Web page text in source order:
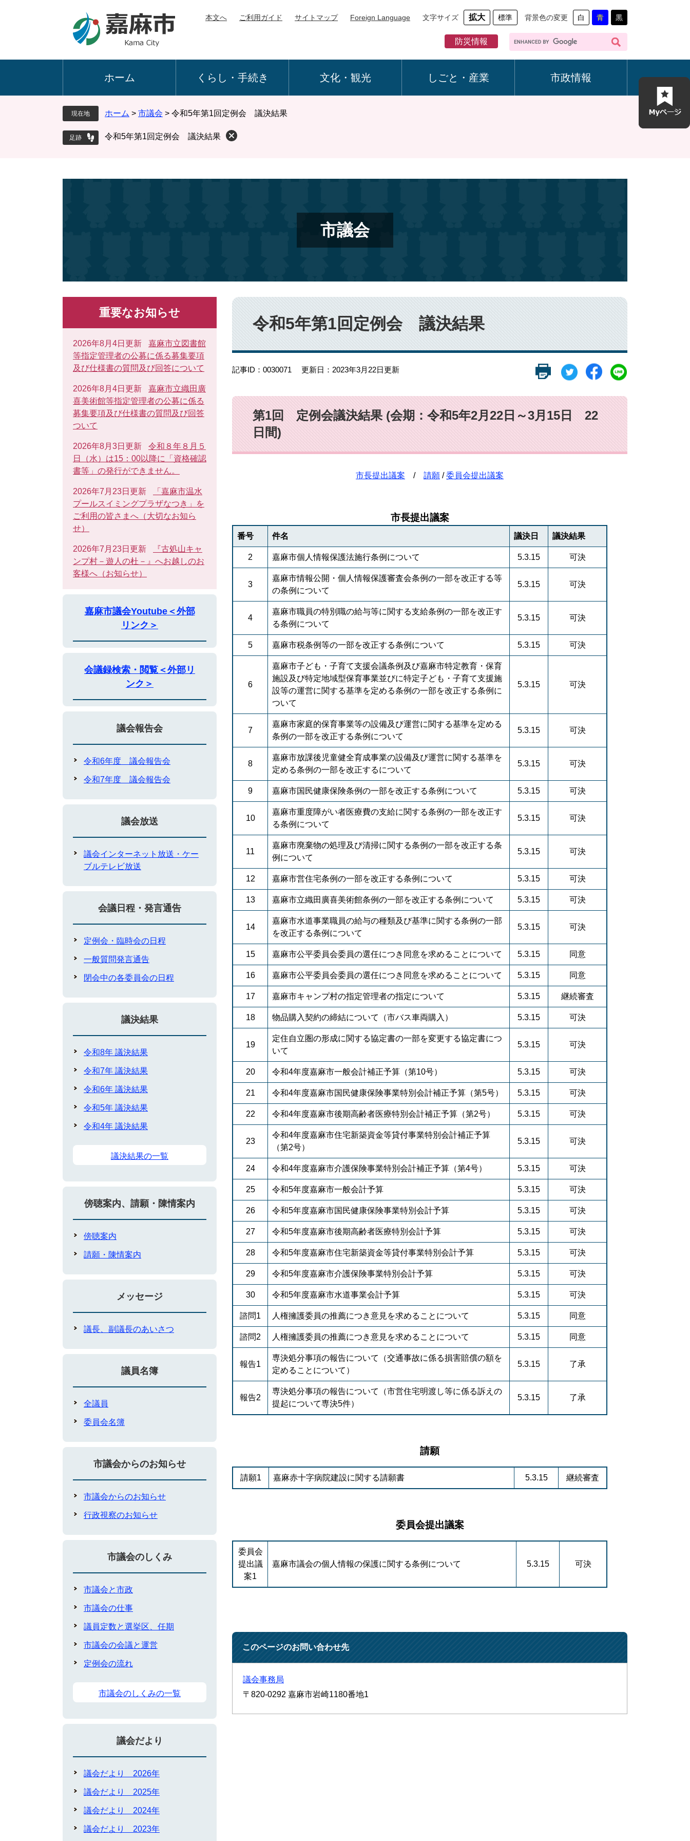
本文へ ご利用ガイド サイトマップ Foreign Language 文字サイズ 拡大 標準 背景色の変更 白 青 黒
防災情報
G
o
ホーム くらし・手続き 文化・観光 しごと・産業 市政情報
現在地 ホーム > 市議会 > 令和5年第1回定例会 議決結果
令和5年第1回定例会 議決結果
市議会
本
文
令和5年第1回定例会 議決結果
記事ID：0030071 更新日：2023年3月22日更新
第1回 定例会議決結果 (会期：令和5年2月22日～3月15日 22
日間)
市長提出議案 / 請願 /委員会提出議案
市長提出議案
番号 件名 議決日 議決結果
2 嘉麻市個人情報保護法施行条例について 5.3.15 可決
3
嘉麻市情報公開・個人情報保護審査会条例の一部を改正する等
の条例について
5.3.15 可決
4
嘉麻市職員の特別職の給与等に関する支給条例の一部を改正す
る条例について
5.3.15 可決
5 嘉麻市税条例等の一部を改正する条例について 5.3.15 可決
6
嘉麻市子ども・子育て支援会議条例及び嘉麻市特定教育・保育
施設及び特定地域型保育事業並びに特定子ども・子育て支援施
設等の運営に関する基準を定める条例の一部を改正する条例に
ついて
5.3.15 可決
7
嘉麻市家庭的保育事業等の設備及び運営に関する基準を定める
条例の一部を改正する条例について
5.3.15 可決
8
嘉麻市放課後児童健全育成事業の設備及び運営に関する基準を
定める条例の一部を改正するについて
5.3.15 可決
9 嘉麻市国民健康保険条例の一部を改正する条例について 5.3.15 可決
10
嘉麻市重度障がい者医療費の支給に関する条例の一部を改正す
る条例について
5.3.15 可決
11
嘉麻市廃棄物の処理及び清掃に関する条例の一部を改正する条
例について
5.3.15 可決
12 嘉麻市営住宅条例の一部を改正する条例について 5.3.15 可決
13 嘉麻市立織田廣喜美術館条例の一部を改正する条例について 5.3.15 可決
14
嘉麻市水道事業職員の給与の種類及び基準に関する条例の一部
を改正する条例について
5.3.15 可決
15 嘉麻市公平委員会委員の選任につき同意を求めることについて 5.3.15 同意
16 嘉麻市公平委員会委員の選任につき同意を求めることについて 5.3.15 同意
17 嘉麻市キャンプ村の指定管理者の指定について 5.3.15 継続審査
18 物品購入契約の締結について（市バス車両購入） 5.3.15 可決
19
定住自立圏の形成に関する協定書の一部を変更する協定書につ
いて
5.3.15 可決
20 令和4年度嘉麻市一般会計補正予算（第10号） 5.3.15 可決
21 令和4年度嘉麻市国民健康保険事業特別会計補正予算（第5号） 5.3.15 可決
22 令和4年度嘉麻市後期高齢者医療特別会計補正予算（第2号） 5.3.15 可決
23
令和4年度嘉麻市住宅新築資金等貸付事業特別会計補正予算
（第2号）
5.3.15 可決
24 令和4年度嘉麻市介護保険事業特別会計補正予算（第4号） 5.3.15 可決
25 令和5年度嘉麻市一般会計予算 5.3.15 可決
26 令和5年度嘉麻市国民健康保険事業特別会計予算 5.3.15 可決
27 令和5年度嘉麻市後期高齢者医療特別会計予算 5.3.15 可決
28 令和5年度嘉麻市住宅新築資金等貸付事業特別会計予算 5.3.15 可決
29 令和5年度嘉麻市介護保険事業特別会計予算 5.3.15 可決
30 令和5年度嘉麻市水道事業会計予算 5.3.15 可決
諮問1 人権擁護委員の推薦につき意見を求めることについて 5.3.15 同意
諮問2 人権擁護委員の推薦につき意見を求めることについて 5.3.15 同意
報告1
専決処分事項の報告について（交通事故に係る損害賠償の額を
定めることについて）
5.3.15 了承
報告2
専決処分事項の報告について（市営住宅明渡し等に係る訴えの
提起について専決5件）
5.3.15 了承
請願
請願1 嘉麻赤十字病院建設に関する請願書 5.3.15 継続審査
委員会提出議案
委員会
提出議
案1
嘉麻市議会の個人情報の保護に関する条例について 5.3.15 可決
このページのお問い合わせ先
議会事務局
〒820-0292 嘉麻市岩崎1180番地1
重要なお知らせ
2026年8月4日更新
嘉麻市立図書館
等指定管理者の公募に係る募集要項
及び仕様書の質問及び回答について
2026年8月4日更新
嘉麻市立織田廣
喜美術館等指定管理者の公募に係る
募集要項及び仕様書の質問及び回答
ついて
2026年8月3日更新
令和８年８月５
日（水）は15：00以降に「資格確認
書等」の発行ができません。
2026年7月23日更新
「嘉麻市温水
プールスイミングプラザなつき」を
ご利用の皆さまへ（大切なお知ら
せ）
2026年7月23日更新
『古処山キャ
ンプ村－遊人の杜－』へお越しのお
客様へ（お知らせ）
嘉麻市議会Youtube＜外部
リンク＞
会議録検索・閲覧＜外部リ
ンク＞
議会報告会
令和6年度 議会報告会
令和7年度 議会報告会
議会放送
議会インターネット放送・ケー
ブルテレビ放送
会議日程・発言通告
定例会・臨時会の日程
一般質問発言通告
閉会中の各委員会の日程
議決結果
令和8年 議決結果
令和7年 議決結果
令和6年 議決結果
令和5年 議決結果
令和4年 議決結果
議決結果の一覧
傍聴案内、請願・陳情案内
傍聴案内
請願・陳情案内
メッセージ
議長、副議長のあいさつ
議員名簿
全議員
委員会名簿
市議会からのお知らせ
市議会からのお知らせ
行政視察のお知らせ
市議会のしくみ
市議会と市政
市議会の仕事
議員定数と選挙区、任期
市議会の会議と運営
定例会の流れ
市議会のしくみの一覧
議会だより
議会だより 2026年
議会だより 2025年
議会だより 2024年
議会だより 2023年